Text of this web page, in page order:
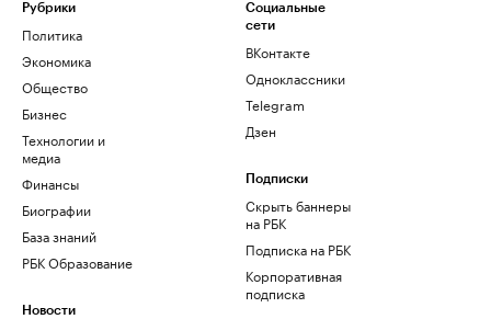
Рубрики
Политика
Экономика
Общество
Бизнес
Технологии и
медиа
Финансы
Биографии
База знаний
РБК Образование
Новости
Социальные
сети
ВКонтакте
Одноклассники
Telegram
Дзен
Подписки
Скрыть баннеры
на РБК
Подписка на РБК
Корпоративная
подписка